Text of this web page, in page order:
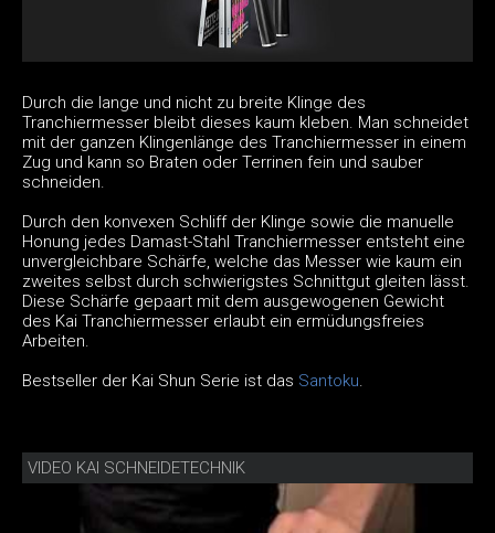
Durch die lange und nicht zu breite Klinge des
Tranchiermesser bleibt dieses kaum kleben. Man schneidet
mit der ganzen Klingenlänge des Tranchiermesser in einem
Zug und kann so Braten oder Terrinen fein und sauber
schneiden.
Durch den konvexen Schliff der Klinge sowie die manuelle
Honung jedes Damast-Stahl Tranchiermesser entsteht eine
unvergleichbare Schärfe, welche das Messer wie kaum ein
zweites selbst durch schwierigstes Schnittgut gleiten lässt.
Diese Schärfe gepaart mit dem ausgewogenen Gewicht
des Kai Tranchiermesser erlaubt ein ermüdungsfreies
Arbeiten.
Bestseller der Kai Shun Serie ist das Santoku.
VIDEO KAI SCHNEIDETECHNIK